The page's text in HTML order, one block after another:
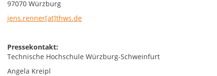
97070 Würzburg
jens.renner[at]thws.de
Pressekontakt:
Technische Hochschule Würzburg-Schweinfurt
Angela Kreipl